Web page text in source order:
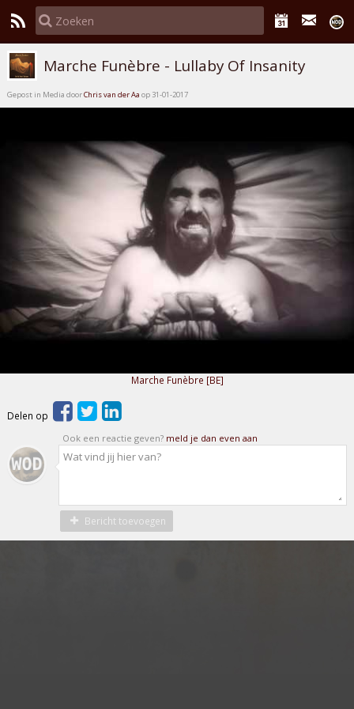
Marche Funèbre - Lullaby Of Insanity
Gepost in Media doorChris van der Aa op 31-01-2017
Marche Funèbre [BE]
Delen op
Ook een reactie geven? meld je dan even aan
Bericht toevoegen